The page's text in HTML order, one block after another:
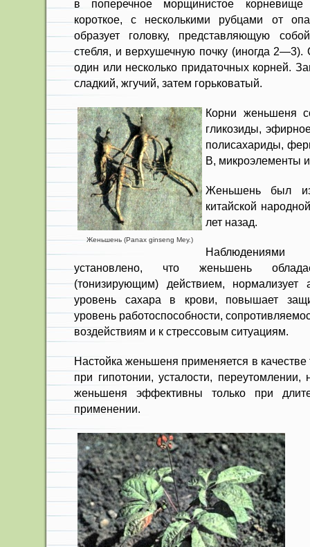
в поперечное морщинистое
короткое, с несколькими рубцами от
образует головку, представляющую
стебля, и верхушечную почку (иногда 2—3).
один или несколько придаточных корней.
сладкий, жгучий, затем горьковатый.
Женьшень (Panax ginseng Меу.)
Корни женьшеня
гликозиды,
полисахариды,
В, микроэлемен­ты
Женьшень был
китайской
лет назад.
установлено, что женьшень
(тонизирующим) действием, нормализует
уровень сахара в крови, повышает
уровень работоспособности,
воздей­ствиям и к стрессовым ситуациям.
Настойка женьшеня применяется в
при гипотонии, усталости,
женьшеня эф­фективны только при
применении.